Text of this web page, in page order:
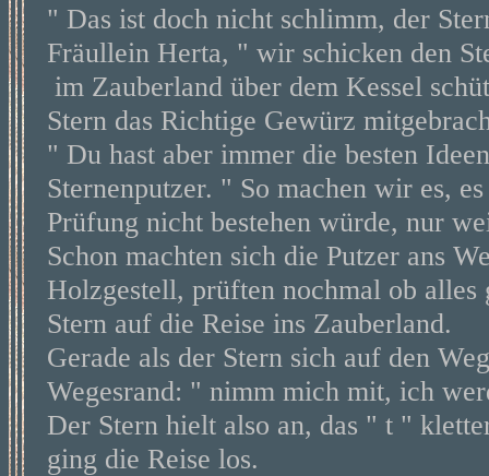
" Das ist doch nicht schlimm, der
Fräullein Herta, " wir schicken den
im Zauberland über dem Kessel
Stern das Richtige Gewürz
" Du hast aber immer die besten
Sternenputzer. " So machen wir es,
Prüfung nicht bestehen würde, nur
Schon machten sich die Putzer ans
Holzgestell, prüften nochmal ob alles
Stern auf die Reise ins Zauberland.
Gerade als der Stern sich auf den
Wegesrand: " nimm mich mit, ich
Der Stern hielt also an, das " t "
ging die Reise los.